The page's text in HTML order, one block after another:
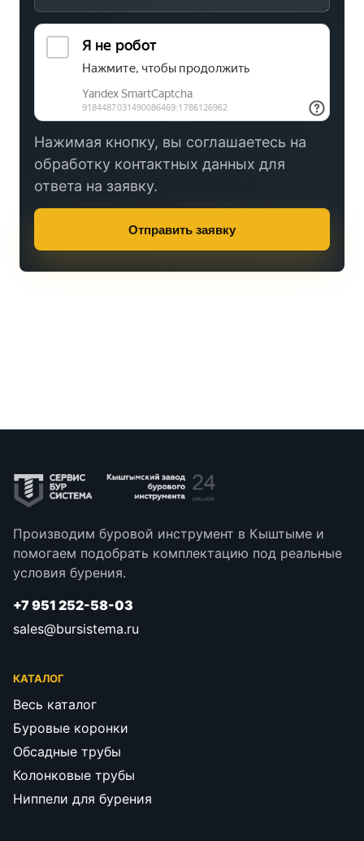
Нажимая кнопку, вы соглашаетесь на
обработку контактных данных для
ответа на заявку.
Отправить заявку
Производим буровой инструмент в Кыштыме и
помогаем подобрать комплектацию под реальные
условия бурения.
+7 951 252-58-03
sales@bursistema.ru
КАТАЛОГ
Весь каталог
Буровые коронки
Обсадные трубы
Колонковые трубы
Ниппели для бурения